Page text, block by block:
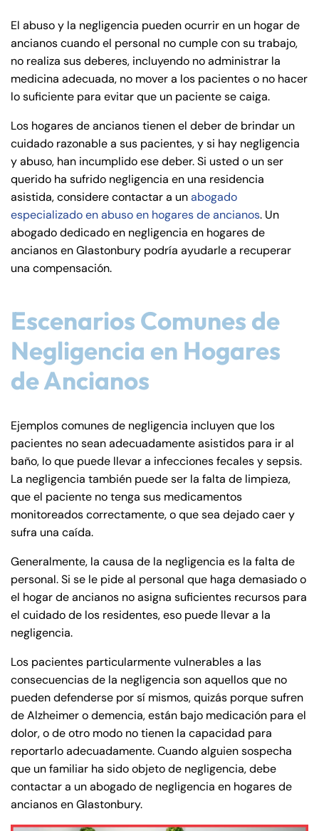
al
Inj
ur
y
de
on
El abuso y la negligencia pueden ocurrir en un hogar de
ancianos cuando el personal no cumple con su trabajo,
no realiza sus deberes, incluyendo no administrar la
medicina adecuada, no mover a los pacientes o no hacer
lo suficiente para evitar que un paciente se caiga.
Los hogares de ancianos tienen el deber de brindar un
cuidado razonable a sus pacientes, y si hay negligencia
y abuso, han incumplido ese deber. Si usted o un ser
querido ha sufrido negligencia en una residencia
asistida, considere contactar a unabogado
especializado en abuso en hogares de ancianos. Un
abogado dedicado en negligencia en hogares de
ancianos en Glastonbury podría ayudarle a recuperar
una compensación.
Escenarios Comunes de
Negligencia en Hogares
de Ancianos
Ejemplos comunes de negligencia incluyen que los
pacientes no sean adecuadamente asistidos para ir al
baño, lo que puede llevar a infecciones fecales y sepsis.
La negligencia también puede ser la falta de limpieza,
que el paciente no tenga sus medicamentos
monitoreados correctamente, o que sea dejado caer y
sufra una caída.
Generalmente, la causa de la negligencia es la falta de
personal. Si se le pide al personal que haga demasiado o
el hogar de ancianos no asigna suficientes recursos para
el cuidado de los residentes, eso puede llevar a la
negligencia.
Los pacientes particularmente vulnerables a las
consecuencias de la negligencia son aquellos que no
pueden defenderse por sí mismos, quizás porque sufren
de Alzheimer o demencia, están bajo medicación para el
dolor, o de otro modo no tienen la capacidad para
reportarlo adecuadamente. Cuando alguien sospecha
que un familiar ha sido objeto de negligencia, debe
contactar a un abogado de negligencia en hogares de
ancianos en Glastonbury.